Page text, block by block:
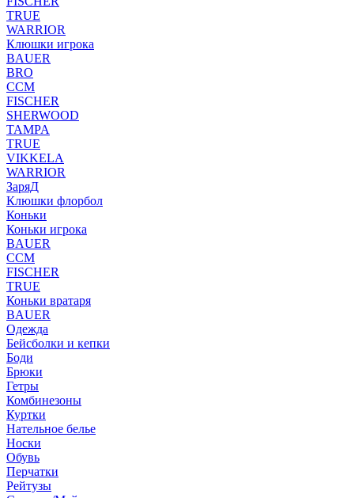
TRUE
WARRIOR
Клюшки игрока
BAUER
BRO
CCM
FISCHER
SHERWOOD
TAMPA
TRUE
VIKKELA
WARRIOR
ЗаряД
Клюшки флорбол
Коньки
Коньки игрока
BAUER
CCM
FISCHER
TRUE
Коньки вратаря
BAUER
Одежда
Бейсболки и кепки
Боди
Брюки
Гетры
Комбинезоны
Куртки
Нательное белье
Носки
Обувь
Перчатки
Рейтузы